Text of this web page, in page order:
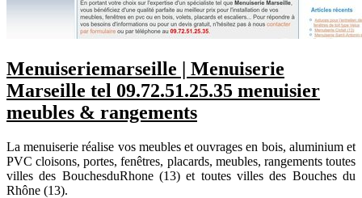
Menuiserie­mar­seil­le | Menuiserie
Marseille tel 09.72.51.25.35 menuisier
meubles & rangements
La menuiserie réalise vos meubles et ouvrages en bois, aluminium et
PVC cloisons, portes, fenêtres, placards, meubles, rangements toutes
villes des BouchesduRhone (13) et toutes villes des Bouches du
Rhône (13).